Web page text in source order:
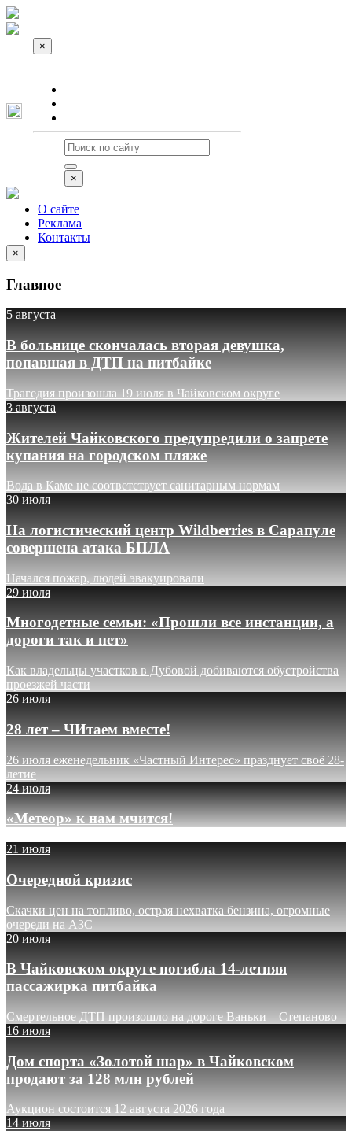
×
×
О сайте
Реклама
Контакты
×
Главное
5 августа
В больнице скончалась вторая девушка,
попавшая в ДТП на питбайке
Трагедия произошла 19 июля в Чайковском округе
3 августа
Жителей Чайковского предупредили о запрете
купания на городском пляже
Вода в Каме не соответствует санитарным нормам
30 июля
На логистический центр Wildberries в Сарапуле
совершена атака БПЛА
Начался пожар, людей эвакуировали
29 июля
Многодетные семьи: «Прошли все инстанции, а
дороги так и нет»
Как владельцы участков в Дубовой добиваются обустройства
проезжей части
26 июля
28 лет – ЧИтаем вместе!
26 июля еженедельник «Частный Интерес» празднует своё 28-
летие
24 июля
«Метеор» к нам мчится!
21 июля
Очередной кризис
Скачки цен на топливо, острая нехватка бензина, огромные
очереди на АЗС
20 июля
В Чайковском округе погибла 14-летняя
пассажирка питбайка
Смертельное ДТП произошло на дороге Ваньки – Степаново
16 июля
Дом спорта «Золотой шар» в Чайковском
продают за 128 млн рублей
Аукцион состоится 12 августа 2026 года
14 июля